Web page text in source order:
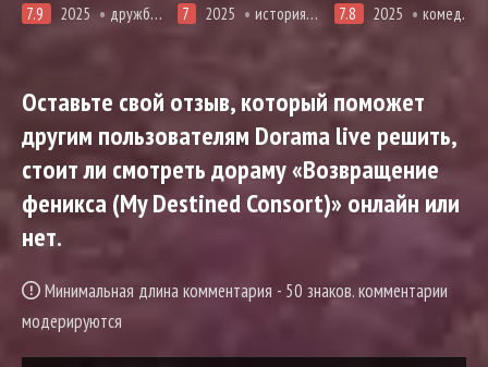
7.9 2025 дружба, мелодрама, повседневность, романтика 7 2025 история, комедия, романтика 7.8 2025 комедия, мелодрама, про молодость и любовь, романтика
Оставьте свой отзыв, который поможет
другим пользователям Dorama live решить,
стоит ли смотреть дораму «Возвращение
феникса (My Destined Consort)» онлайн или
нет.
Минимальная длина комментария - 50 знаков. комментарии
модерируются